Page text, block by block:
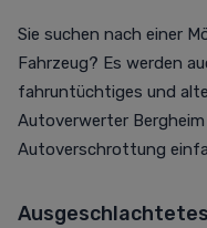
Sie suchen nach einer
Fahrzeug? Es werden
fahruntüchtiges und
Autoverwerter
Autoverschrottung